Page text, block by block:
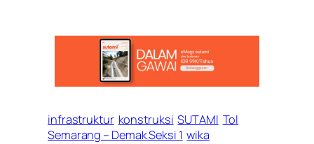
infrastruktur konstruksi SUTAMI Tol
Semarang – Demak Seksi 1 wika